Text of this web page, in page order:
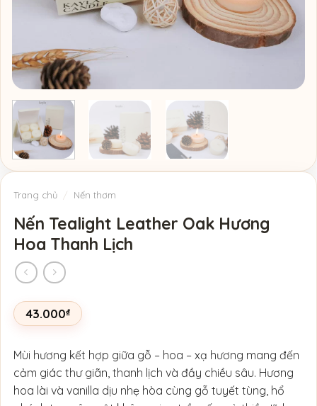
Trang chủ / Nến thơm
Nến Tealight Leather Oak Hương
Hoa Thanh Lịch
43.000₫
Mùi hương kết hợp giữa gỗ – hoa – xạ hương mang đến
cảm giác thư giãn, thanh lịch và đầy chiều sâu. Hương
hoa lài và vanilla dịu nhẹ hòa cùng gỗ tuyết tùng, hổ